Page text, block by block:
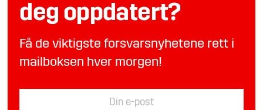
deg oppdatert?
Få de viktigste forsvarsnyhetene rett i
mailboksen hver morgen!